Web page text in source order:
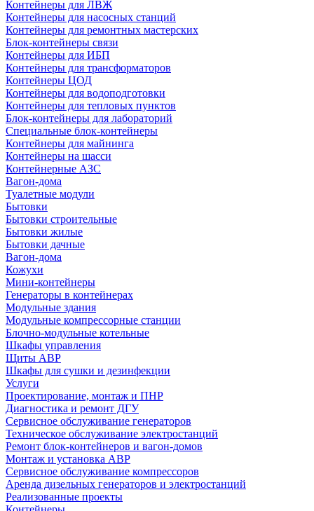
Контейнеры для ЛВЖ
Контейнеры для насосных станций
Контейнеры для ремонтных мастерских
Блок-контейнеры связи
Контейнеры для ИБП
Контейнеры для трансформаторов
Контейнеры ЦОД
Контейнеры для водоподготовки
Контейнеры для тепловых пунктов
Блок-контейнеры для лабораторий
Специальные блок-контейнеры
Контейнеры для майнинга
Контейнеры на шасси
Контейнерные АЗС
Вагон-дома
Туалетные модули
Бытовки
Бытовки строительные
Бытовки жилые
Бытовки дачные
Вагон-дома
Кожухи
Мини-контейнеры
Генераторы в контейнерах
Модульные здания
Модульные компрессорные станции
Блочно-модульные котельные
Шкафы управления
Щиты АВР
Шкафы для сушки и дезинфекции
Услуги
Проектирование, монтаж и ПНР
Диагностика и ремонт ДГУ
Сервисное обслуживание генераторов
Техническое обслуживание электростанций
Ремонт блок-контейнеров и вагон-домов
Монтаж и установка АВР
Сервисное обслуживание компрессоров
Аренда дизельных генераторов и электростанций
Реализованные проекты